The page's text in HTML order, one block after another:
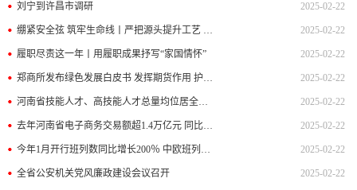
刘宁到许昌市调研 2025-02-22
绷紧安全弦 筑牢生命线丨严把源头提升工艺 危化行业夯实安全基础 2025-02-22
履职尽责这一年丨用履职成果抒写“家国情怀” 2025-02-22
郑商所发布绿色发展白皮书 发挥期货作用 护航绿色产业 2025-02-22
河南省技能人才、高技能人才总量均位居全国第二 让更多人吃上“技能饭” 2025-02-22
去年河南省电子商务交易额超1.4万亿元 同比增长5.3% 电子商务连通更大市场 2025-02-22
今年1月开行班列数同比增长200％ 中欧班列（郑州）跑出“开门红” 2025-02-22
全省公安机关党风廉政建设会议召开 2025-02-22